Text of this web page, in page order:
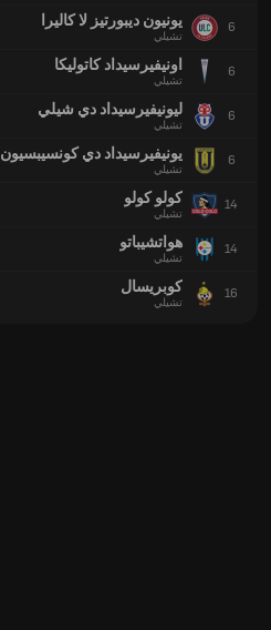
6 يونيون ديبورتيز لا كاليرا
تشيلي
6 اونيفيرسيداد كاتوليكا
تشيلي
6 ليونيفيرسيداد دي شيلي
تشيلي
6 يونيفيرسيداد دي كونسيبسيون
تشيلي
14 كولو كولو
تشيلي
14 هواتشيباتو
تشيلي
16 كوبريسال
تشيلي